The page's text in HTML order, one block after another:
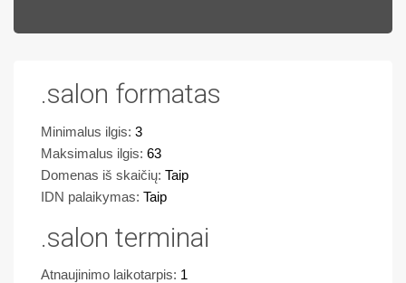
.salon formatas
Minimalus ilgis: 3
Maksimalus ilgis: 63
Domenas iš skaičių: Taip
IDN palaikymas: Taip
.salon terminai
Atnaujinimo laikotarpis: 1